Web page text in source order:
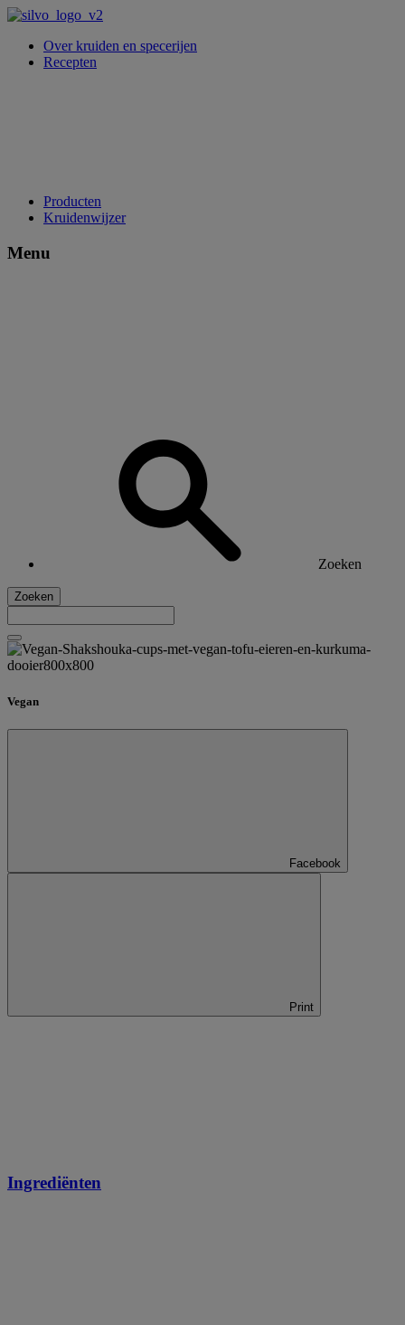
Over kruiden en specerijen
Recepten
Producten
Kruidenwijzer
Menu
Zoeken
Zoeken
Vegan
Facebook
Print
Ingrediënten